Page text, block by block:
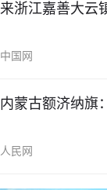
来浙江嘉善大云
中国网
内蒙古额济纳旗
人民网